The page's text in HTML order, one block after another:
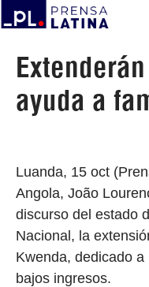
ayuda a
Luanda, 15 oct
Angola, João
discurso del estado
Nacional, la
Kwenda, dedicado
bajos ingresos.